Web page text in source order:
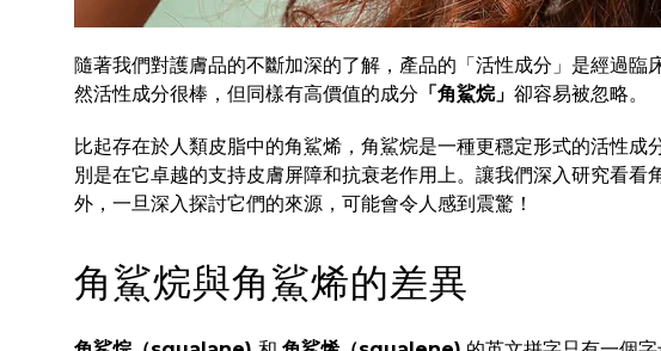
隨著我們對護膚品的不斷加深的了解，產品的「活性成分」是經過
然活性成分很棒，但同樣有高價值的成分 「角鯊烷」 卻容易被忽略。
比起存在於人類皮脂中的角鯊烯 ， 角鯊烷是一種更穩定形式的活性成
別是在它卓越的支持皮膚屏障和抗衰老作用上。 讓我們深入研究看看
外，一旦深入探討它們的來源 ， 可能會令人感到震驚！
角鯊烷與角鯊烯的差異